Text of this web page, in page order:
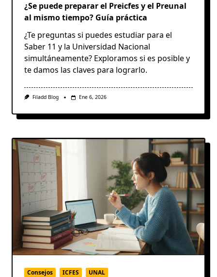
¿Se puede preparar el Preicfes y el Preunal
al mismo tiempo? Guía práctica
¿Te preguntas si puedes estudiar para el
Saber 11 y la Universidad Nacional
simultáneamente? Exploramos si es posible y
te damos las claves para lograrlo.
Filadd Blog Ene 6, 2026
Consejos ICFES UNAL